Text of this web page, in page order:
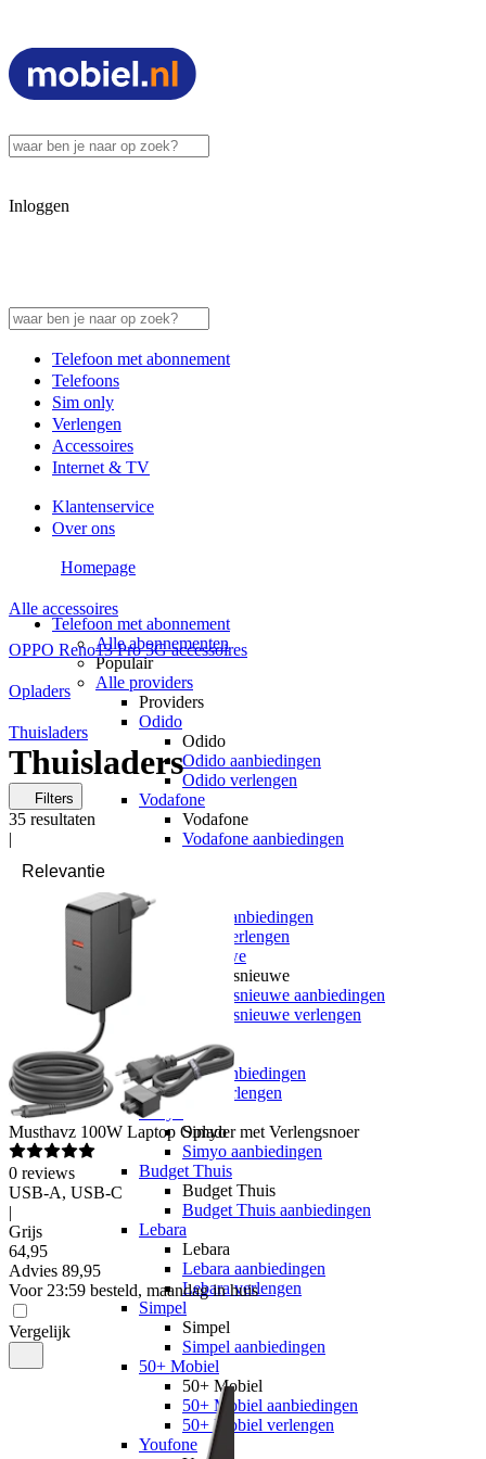
Inloggen
Telefoon met abonnement
Telefoons
Sim only
Verlengen
Accessoires
Internet & TV
Klantenservice
Over ons
Telefoon met abonnement
Alle abonnementen
Populair
Alle providers
Providers
Odido
Odido
Odido aanbiedingen
Odido verlengen
Vodafone
Vodafone
Vodafone aanbiedingen
KPN aanbiedingen
KPN verlengen
hollandsnieuwe
hollandsnieuwe
hollandsnieuwe aanbiedingen
hollandsnieuwe verlengen
Ben
Ben aanbiedingen
Ben verlengen
Simyo
Simyo
Simyo aanbiedingen
Budget Thuis
Budget Thuis
Budget Thuis aanbiedingen
Lebara
Lebara
Lebara aanbiedingen
Lebara verlengen
Simpel
Simpel
Simpel aanbiedingen
50+ Mobiel
50+ Mobiel
50+ Mobiel aanbiedingen
50+ Mobiel verlengen
Youfone
Homepage
Alle accessoires
OPPO Reno13 Pro 5G accessoires
Opladers
Thuisladers
Thuisladers
Filters
35 resultaten
|
Musthavz 100W Laptop Oplader met Verlengsnoer
0 reviews
USB-A, USB-C
|
Grijs
64,95
Advies 89,95
Voor 23:59 besteld, maandag in huis
Vergelijk